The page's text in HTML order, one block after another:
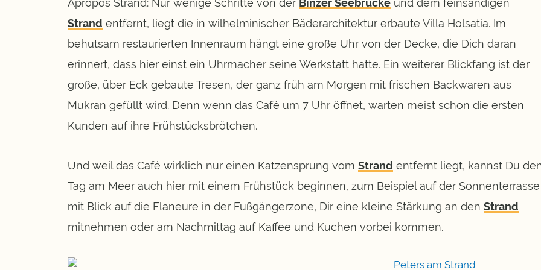
Apropos Strand: Nur wenige Schritte von der Binzer Seebrücke und dem feinsandigen
Strand entfernt, liegt die in wilhelminischer Bäderarchitektur erbaute Villa Holsatia. Im
behutsam restaurierten Innenraum hängt eine große Uhr von der Decke, die Dich daran
erinnert, dass hier einst ein Uhrmacher seine Werkstatt hatte. Ein weiterer Blickfang ist der
große, über Eck gebaute Tresen, der ganz früh am Morgen mit frischen Backwaren aus
Mukran gefüllt wird. Denn wenn das Café um 7 Uhr öffnet, warten meist schon die ersten
Kunden auf ihre Frühstücksbrötchen.
Und weil das Café wirklich nur einen Katzensprung vom Strand entfernt liegt, kannst Du
Tag am Meer auch hier mit einem Frühstück beginnen, zum Beispiel auf der Sonnenterrasse
mit Blick auf die Flaneure in der Fußgängerzone, Dir eine kleine Stärkung an den Strand
mitnehmen oder am Nachmittag auf Kaffee und Kuchen vorbei kommen.